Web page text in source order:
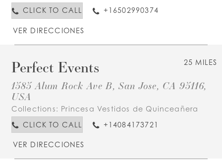
CLICK TO CALL
+16502990374
VER DIRECCIONES
25 MILES
Perfect Events
1585 Alum Rock Ave B, San Jose, CA 95116,
USA
Collections: Princesa Vestidos de Quinceañera
CLICK TO CALL
+14084173721
VER DIRECCIONES